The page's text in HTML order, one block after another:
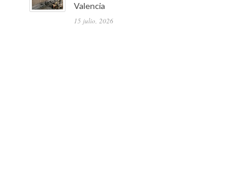
Valencia
15 julio, 2026